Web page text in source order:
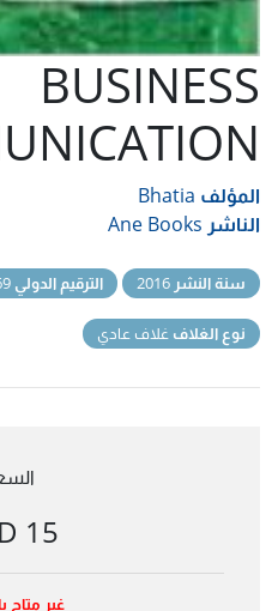
BUSINESS
المؤلف Bhatia
الناشر Ane Books
سنة النشر الترقيم الدولي
نوع الغلاف غلاف عادي
15 USD
غير متاح